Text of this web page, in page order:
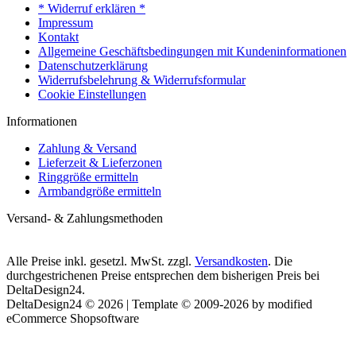
* Widerruf erklären *
Impressum
Kontakt
Allgemeine Geschäftsbedingungen mit Kundeninformationen
Datenschutzerklärung
Widerrufsbelehrung & Widerrufsformular
Cookie Einstellungen
Informationen
Zahlung & Versand
Lieferzeit & Lieferzonen
Ringgröße ermitteln
Armbandgröße ermitteln
Versand- & Zahlungsmethoden
Alle Preise inkl. gesetzl. MwSt. zzgl. Versandkosten. Die
durchgestrichenen Preise entsprechen dem bisherigen Preis bei
DeltaDesign24.
DeltaDesign24 © 2026 | Template © 2009-2026 by modified
eCommerce Shopsoftware